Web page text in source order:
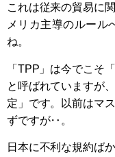
これは従来の貿易に
メリカ主導のルール
ね。
「TPP」は今でこそ
と呼ばれていますが
定」です。以前はマ
ずですが‥。
日本に不利な規約ば